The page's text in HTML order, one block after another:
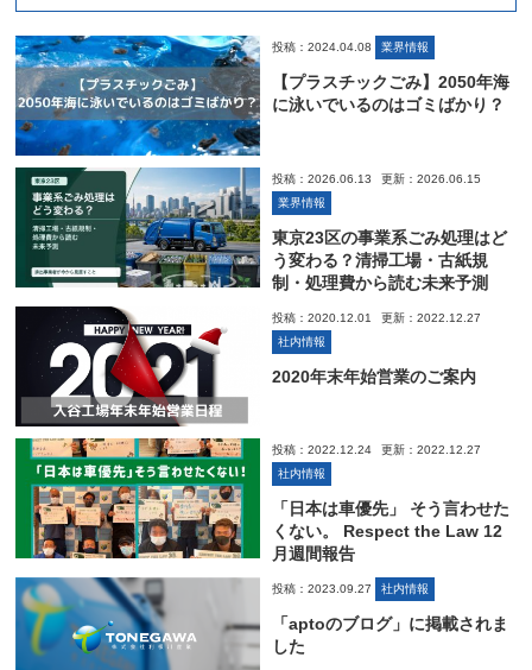
投稿：2024.04.08 業界情報
【プラスチックごみ】2050年海
に泳いでいるのはゴミばかり？
投稿：2026.06.13
更新：2026.06.15
業界情報
東京23区の事業系ごみ処理はど
う変わる？清掃工場・古紙規
制・処理費から読む未来予測
投稿：2020.12.01
更新：2022.12.27
社内情報
2020年末年始営業のご案内
投稿：2022.12.24
更新：2022.12.27
社内情報
「日本は車優先」 そう言わせた
くない。 Respect the Law 12
月週間報告
投稿：2023.09.27 社内情報
「aptoのブログ」に掲載されま
した